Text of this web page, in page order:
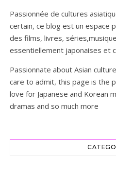
Passionnée de cultures
certain, ce blog est un espace
des films, livres,
essentiellement japonaises et
Passionnate about Asian
care to admit, this page is the
love for Japanese and Korean
dramas and so much more